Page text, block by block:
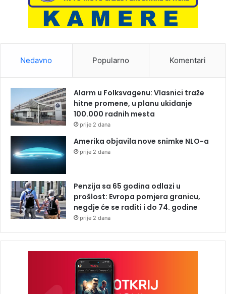
Nedavno Popularno Komentari
Alarm u Folksvagenu: Vlasnici traže
hitne promene, u planu ukidanje
100.000 radnih mesta
prije 2 dana
Amerika objavila nove snimke NLO-a
prije 2 dana
Penzija sa 65 godina odlazi u
prošlost: Evropa pomjera granicu,
negdje će se raditi i do 74. godine
prije 2 dana